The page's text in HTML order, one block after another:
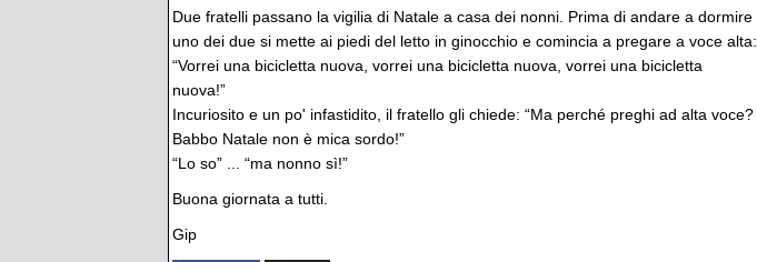
Due fratelli passano la vigilia di Natale a casa dei nonni. Prima di andare a dormire
uno dei due si mette ai piedi del letto in ginocchio e comincia a pregare a voce alta:
“Vorrei una bicicletta nuova, vorrei una bicicletta nuova, vorrei una bicicletta
nuova!”
Incuriosito e un po' infastidito, il fratello gli chiede: “Ma perché preghi ad alta voce?
Babbo Natale non è mica sordo!”
“Lo so” ... “ma nonno sì!”
Buona giornata a tutti.
Gip